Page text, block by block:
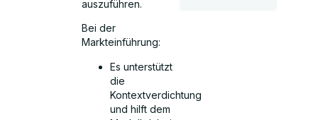
auszuführen.
Bei der
Markteinführung:
Es unterstützt
die
Kontextverdichtung
und hilft dem